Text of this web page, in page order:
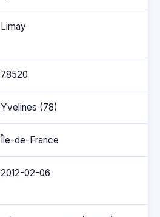
Limay
78520
Yvelines (78)
Île-de-France
2012-02-06